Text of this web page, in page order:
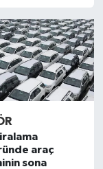
araç
sona